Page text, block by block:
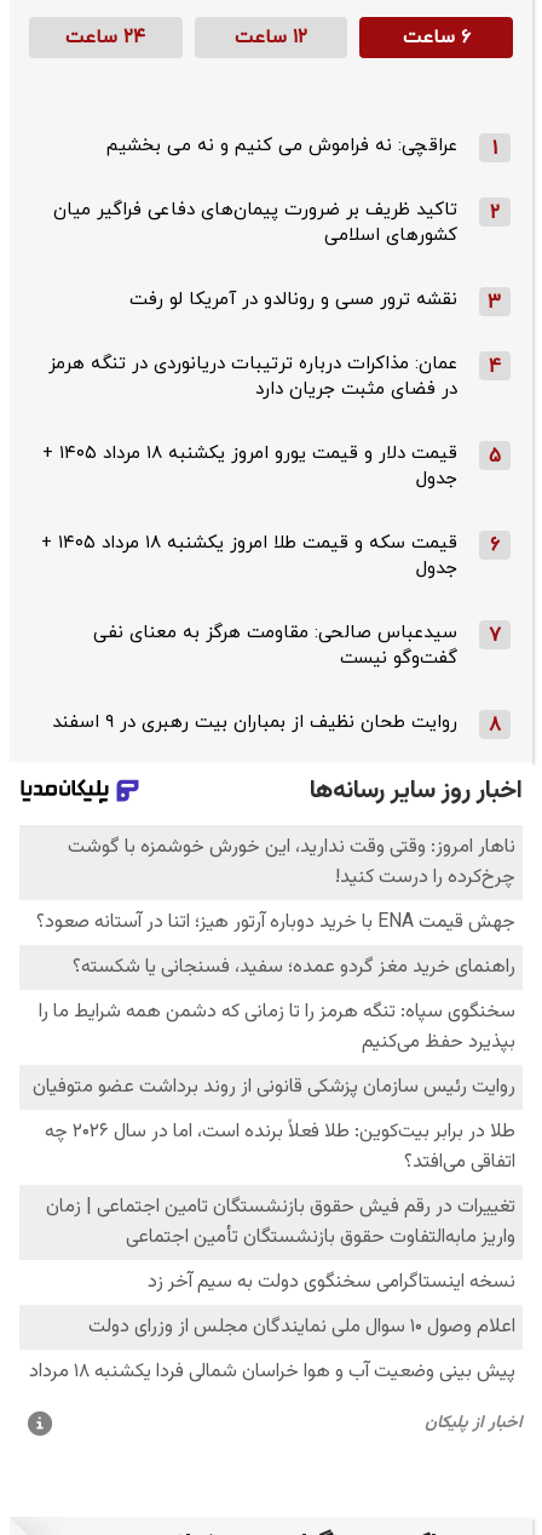
۶ ساعت ۱۲ ساعت ۲۴ ساعت
1 عراقچی: نه فراموش می کنیم و نه می بخشیم
2
تاکید ظریف بر ضرورت پیمان‌های دفاعی فراگیر میان
کشورهای اسلامی
3 نقشه ترور مسی و رونالدو در آمریکا لو رفت
4
عمان: مذاکرات درباره ترتیبات دریانوردی در تنگه هرمز
در فضای مثبت جریان دارد
5
قیمت دلار و قیمت یورو امروز یکشنبه ۱۸ مرداد ۱۴۰۵ +
جدول
6
قیمت سکه و قیمت طلا امروز یکشنبه ۱۸ مرداد ۱۴۰۵ +
جدول
7
سیدعباس صالحی: مقاومت هرگز به معنای نفی
گفت‌وگو نیست
8 روایت طحان‌ نظیف از بمباران بیت رهبری در ۹ اسفند